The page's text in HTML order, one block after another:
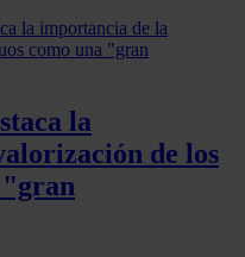
la
de los
"gran